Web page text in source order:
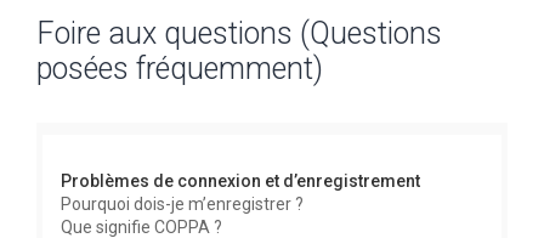
Foire aux questions (Questions
posées fréquemment)
Problèmes de connexion et d’enregistrement
Pourquoi dois-je m’enregistrer ?
Que signifie COPPA ?